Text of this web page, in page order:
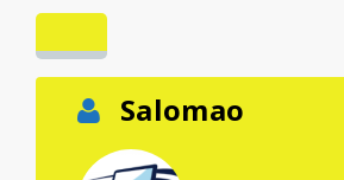
Salomao